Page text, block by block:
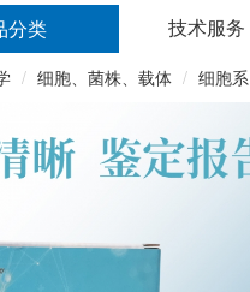
分类 技术服务
细胞、菌株、载体 细胞系